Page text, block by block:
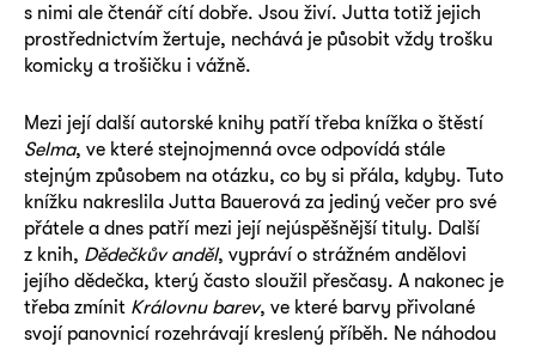
s nimi ale čtenář cítí dobře. Jsou živí. Jutta totiž jejich
prostřednictvím žertuje, nechává je působit vždy trošku
komicky a trošičku i vážně.
Mezi její další autorské knihy patří třeba knížka o štěstí
Selma, ve které stejnojmenná ovce odpovídá stále
stejným způsobem na otázku, co by si přála, kdyby. Tuto
knížku nakreslila Jutta Bauerová za jediný večer pro své
přátele a dnes patří mezi její nejúspěšnější tituly. Další
z knih, Dědečkův anděl, vypráví o strážném andělovi
jejího dědečka, který často sloužil přesčasy. A nakonec je
třeba zmínit Královnu barev, ve které barvy přivolané
svojí panovnicí rozehrávají kreslený příběh. Ne náhodou